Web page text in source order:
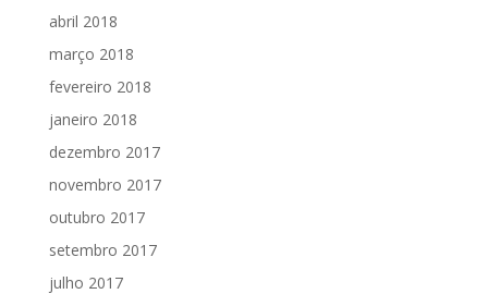
abril 2018
março 2018
fevereiro 2018
janeiro 2018
dezembro 2017
novembro 2017
outubro 2017
setembro 2017
julho 2017